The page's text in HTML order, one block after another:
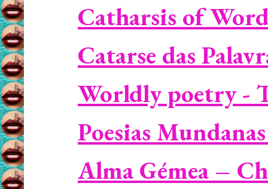
Catharsis of
Catarse das
Worldly poetry -
Poesias
Alma Gémea –